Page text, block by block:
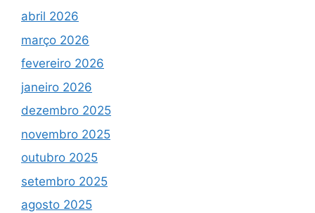
abril 2026
março 2026
fevereiro 2026
janeiro 2026
dezembro 2025
novembro 2025
outubro 2025
setembro 2025
agosto 2025